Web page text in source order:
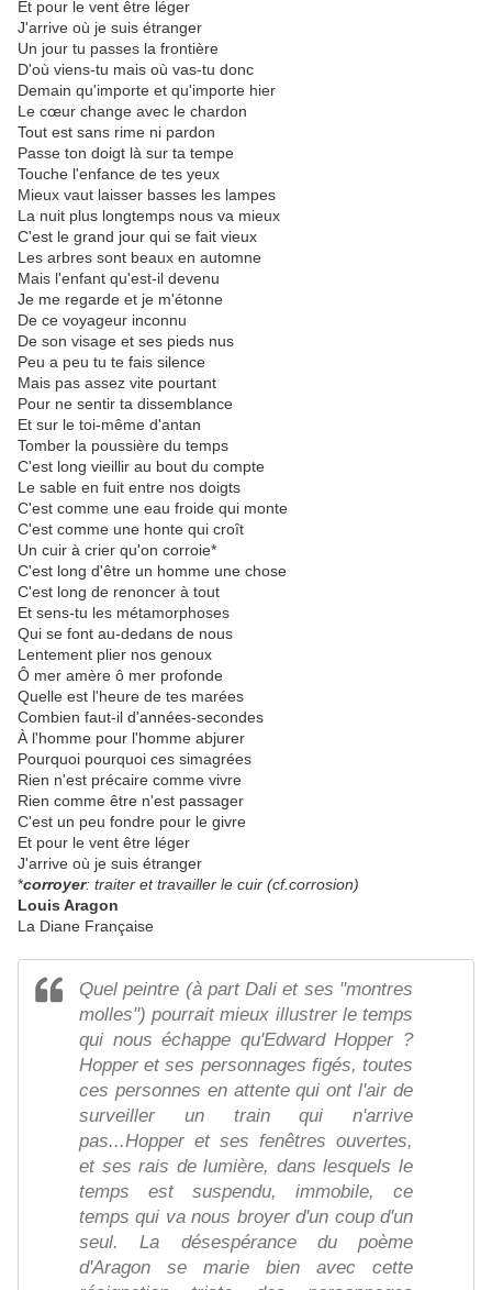
Et pour le vent être léger
J'arrive où je suis étranger
Un jour tu passes la frontière
D'où viens-tu mais où vas-tu donc
Demain qu'importe et qu'importe hier
Le cœur change avec le chardon
Tout est sans rime ni pardon
Passe ton doigt là sur ta tempe
Touche l'enfance de tes yeux
Mieux vaut laisser basses les lampes
La nuit plus longtemps nous va mieux
C'est le grand jour qui se fait vieux
Les arbres sont beaux en automne
Mais l'enfant qu'est-il devenu
Je me regarde et je m'étonne
De ce voyageur inconnu
De son visage et ses pieds nus
Peu a peu tu te fais silence
Mais pas assez vite pourtant
Pour ne sentir ta dissemblance
Et sur le toi-même d'antan
Tomber la poussière du temps
C'est long vieillir au bout du compte
Le sable en fuit entre nos doigts
C'est comme une eau froide qui monte
C'est comme une honte qui croît
Un cuir à crier qu'on corroie*
C'est long d'être un homme une chose
C'est long de renoncer à tout
Et sens-tu les métamorphoses
Qui se font au-dedans de nous
Lentement plier nos genoux
Ô mer amère ô mer profonde
Quelle est l'heure de tes marées
Combien faut-il d'années-secondes
À l'homme pour l'homme abjurer
Pourquoi pourquoi ces simagrées
Rien n'est précaire comme vivre
Rien comme être n'est passager
C'est un peu fondre pour le givre
Et pour le vent être léger
J'arrive où je suis étranger
*corroyer: traiter et travailler le cuir (cf.corrosion)
Louis Aragon
La Diane Française
Quel peintre (à part Dali et ses "montres
molles") pourrait mieux illustrer le temps
qui nous échappe qu'Edward Hopper ?
Hopper et ses personnages figés, toutes
ces personnes en attente qui ont l'air de
surveiller un train qui n'arrive
pas...Hopper et ses fenêtres ouvertes,
et ses rais de lumière, dans lesquels le
temps est suspendu, immobile, ce
temps qui va nous broyer d'un coup d'un
seul. La désespérance du poème
d'Aragon se marie bien avec cette